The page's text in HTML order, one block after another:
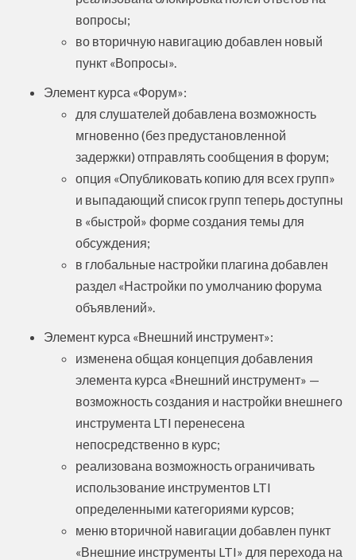
вопросы;
во вторичную навигацию добавлен новый
пункт «Вопросы».
Элемент курса «Форум»:
для слушателей добавлена возможность
мгновенно (без предустановленной
задержки) отправлять сообщения в форум;
опция «Опубликовать копию для всех групп»
и выпадающий список групп теперь доступны
в «быстрой» форме создания темы для
обсуждения;
в глобальные настройки плагина добавлен
раздел «Настройки по умолчанию форума
объявлений».
Элемент курса «Внешний инструмент»:
изменена общая концепция добавления
элемента курса «Внешний инструмент» —
возможность создания и настройки внешнего
инструмента LTI перенесена
непосредственно в курс;
реализована возможность ограничивать
использование инструментов LTI
определенными категориями курсов;
меню вторичной навигации добавлен пункт
«Внешние инструменты LTI» для перехода на